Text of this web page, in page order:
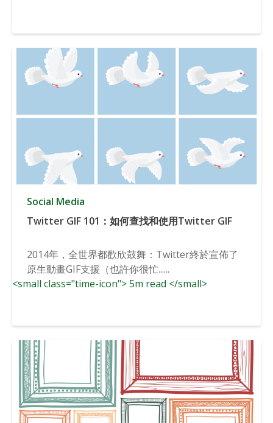
Social Media
Twitter GIF 101：如何查找和使用Twitter GIF
2014年，全世界都歡欣鼓舞：Twitter終於宣佈了
原生動畫GIF支援（也許你很忙......
<small class="time-icon"> 5m read </small>